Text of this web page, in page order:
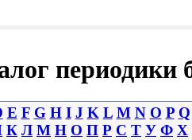
периодики
E F G H I J K L M N O P Q
К Л М Н О П Р С Т У Ф Х